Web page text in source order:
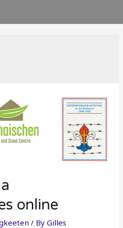
online
/ ByGilles